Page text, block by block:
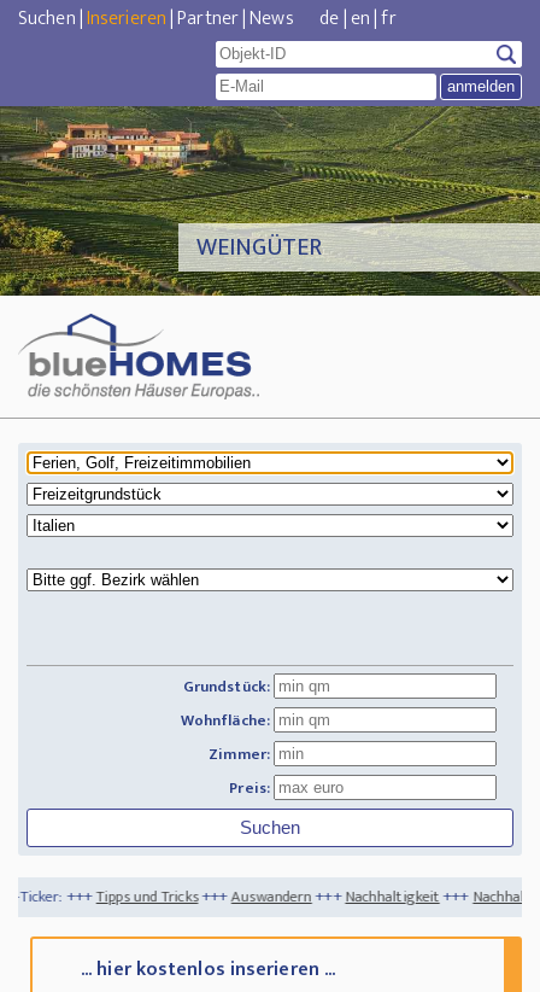
Suchen|Inserieren|Partner|News de|en|fr
WEINGÜTER
Grundstück:
Wohnfläche:
Zimmer:
Preis:
und Tricks+++Auswandern+++Nachhaltigkeit+++Nachhaltigkeit im Garten -
... hier kostenlos inserieren ...